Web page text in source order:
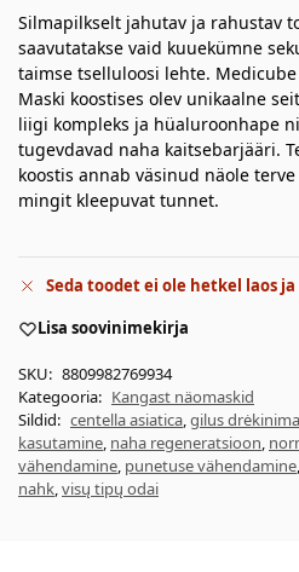
Silmapilkselt jahutav ja rahustav
saavutatakse vaid kuuekümne
taimse tselluloosi lehte.
Maski koostises olev unikaalne
liigi kompleks ja hüaluroonhape
tugevdavad naha kaitsebarjääri.
koostis annab väsinud näole
mingit kleepuvat tunnet.
Seda toodet ei ole hetkel laos
Lisa soovinimekirja
SKU: 8809982769934
Kategooria: Kangast näomaskid
Sildid: centella asiatica,gilus
kasutamine, naha regeneratsioon,
vähendamine, punetuse vähendamine,
nahk,visų tipų odai